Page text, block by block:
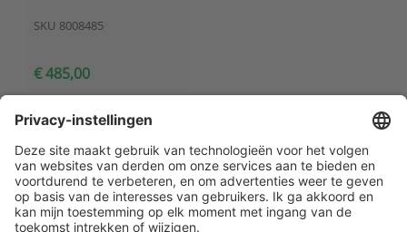
SKU 8008485
€ 485,00
Klantenservice
Contact met ATAL